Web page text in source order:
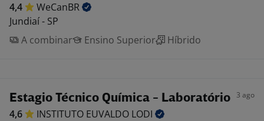
4,4
WeCanBR
Jundiaí - SP
A combinar
Ensino Superior Híbrido
Estagio Técnico Química - Laboratório 3 ago
4,6 INSTITUTO EUVALDO LODI